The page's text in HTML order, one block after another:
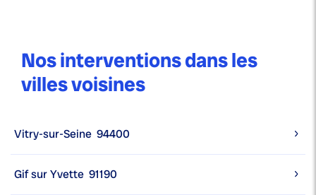
Nos interventions dans les
villes voisines
Vitry-sur-Seine 94400
Gif sur Yvette 91190